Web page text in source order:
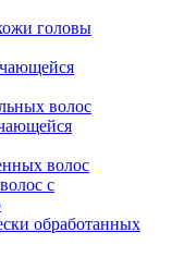
головы
волос
волос
с
обработанных